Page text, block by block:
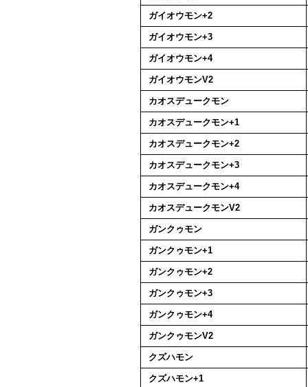
ガイオウモン+2
ガイオウモン+3
ガイオウモン+4
ガイオウモンV2
カオスデュークモン
カオスデュークモン+1
カオスデュークモン+2
カオスデュークモン+3
カオスデュークモン+4
カオスデュークモンV2
ガンクゥモン
ガンクゥモン+1
ガンクゥモン+2
ガンクゥモン+3
ガンクゥモン+4
ガンクゥモンV2
クズハモン
クズハモン+1